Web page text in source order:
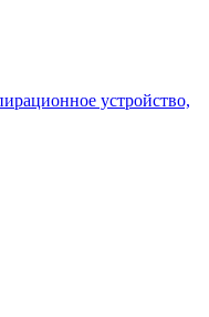
устройство,